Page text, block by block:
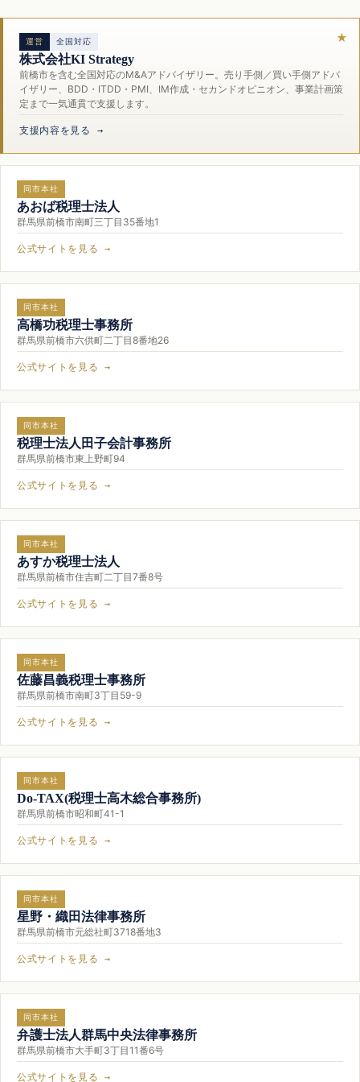
運営 全国対応
株式会社KI Strategy
前橋市を含む全国対応のM&Aアドバイザリー。売り手側／買い手側アドバ
イザリー、BDD・ITDD・PMI、IM作成・セカンドオピニオン、事業計画策
定まで一気通貫で支援します。
支援内容を見る →
同市本社
あおば税理士法人
群馬県前橋市南町三丁目35番地1
公式サイトを見る →
同市本社
高橋功税理士事務所
群馬県前橋市六供町二丁目8番地26
公式サイトを見る →
同市本社
税理士法人田子会計事務所
群馬県前橋市東上野町94
公式サイトを見る →
同市本社
あすか税理士法人
群馬県前橋市住吉町二丁目7番8号
公式サイトを見る →
同市本社
佐藤昌義税理士事務所
群馬県前橋市南町3丁目59-9
公式サイトを見る →
同市本社
Do-TAX(税理士高木総合事務所)
群馬県前橋市昭和町41-1
公式サイトを見る →
同市本社
星野・織田法律事務所
群馬県前橋市元総社町3718番地3
公式サイトを見る →
同市本社
弁護士法人群馬中央法律事務所
群馬県前橋市大手町3丁目11番6号
公式サイトを見る →